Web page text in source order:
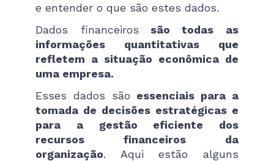
e entender o que são estes dados.
Dados financeiros são todas as
informações quantitativas que
refletem a situação econômica de
uma empresa.
Esses dados são essenciais para a
tomada de decisões estratégicas e
para a gestão eficiente dos
recursos financeiros da
organização. Aqui estão alguns